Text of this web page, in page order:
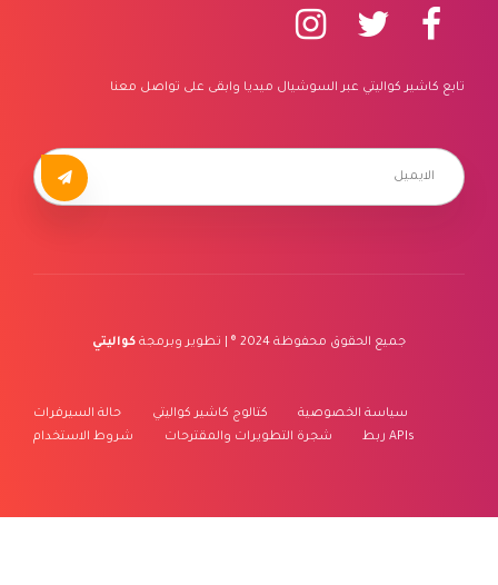
تابع كاشير كواليتي عبر السوشيال ميديا وابقى على تواصل معنا
جميع الحقوق محفوظة 2024 ® | تطوير وبرمجة كواليتي
حالة السيرفرات كتالوج كاشير كواليتي
سياسة الخصوصية
شروط الاستخدام
شجرة التطويرات والمقترحات ربط APIs